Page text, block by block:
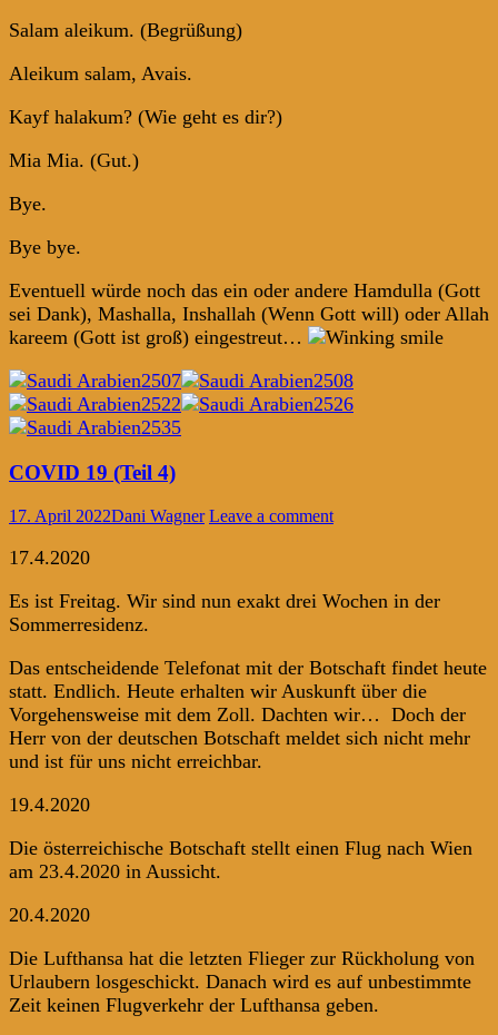
Salam aleikum. (Begrüßung)
Aleikum salam, Avais.
Kayf halakum? (Wie geht es dir?)
Mia Mia. (Gut.)
Bye.
Bye bye.
Eventuell würde noch das ein oder andere Hamdulla (Gott
sei Dank), Mashalla, Inshallah (Wenn Gott will) oder Allah
kareem (Gott ist groß) eingestreut…
COVID 19 (Teil 4)
17. April 2022Dani Wagner Leave a comment
17.4.2020
Es ist Freitag. Wir sind nun exakt drei Wochen in der
Sommerresidenz.
Das entscheidende Telefonat mit der Botschaft findet heute
statt. Endlich. Heute erhalten wir Auskunft über die
Vorgehensweise mit dem Zoll. Dachten wir… Doch der
Herr von der deutschen Botschaft meldet sich nicht mehr
und ist für uns nicht erreichbar.
19.4.2020
Die österreichische Botschaft stellt einen Flug nach Wien
am 23.4.2020 in Aussicht.
20.4.2020
Die Lufthansa hat die letzten Flieger zur Rückholung von
Urlaubern losgeschickt. Danach wird es auf unbestimmte
Zeit keinen Flugverkehr der Lufthansa geben.